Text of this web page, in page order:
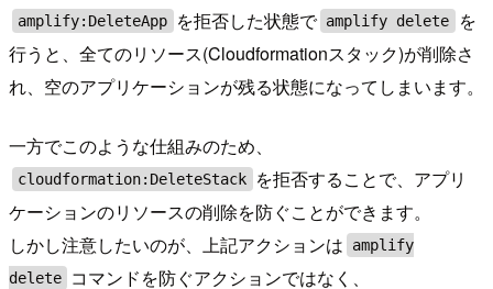
amplify:DeleteApp を拒否した状態で amplify delete
を
行うと、全てのリソース(Cloudformationスタック)が削除さ
れ、空のアプリケーションが残る状態になってしまいます。
一方でこのような仕組みのため、
cloudformation:DeleteStack
を拒否することで、アプリ
ケーションのリソースの削除を防ぐことができます。
しかし注意したいのが、上記アクションは
amplify
delete
コマンドを防ぐアクションではなく、